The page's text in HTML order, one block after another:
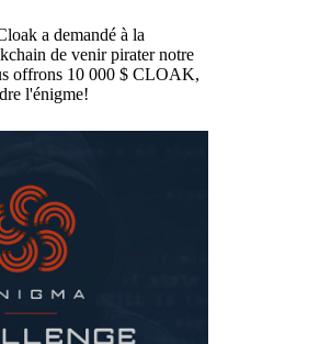
a demandé à la
de venir pirater notre
offrons 10 000 $ CLOAK,
l'énigme!